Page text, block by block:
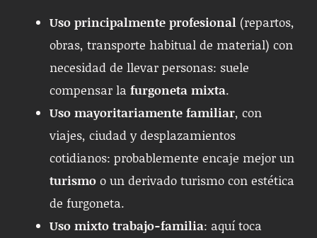
Uso principalmente profesional (repartos,
obras, transporte habitual de material) con
necesidad de llevar personas: suele
compensar la furgoneta mixta.
Uso mayoritariamente familiar, con
viajes, ciudad y desplazamientos
cotidianos: probablemente encaje mejor un
turismo o un derivado turismo con estética
de furgoneta.
Uso mixto trabajo-familia: aquí toca